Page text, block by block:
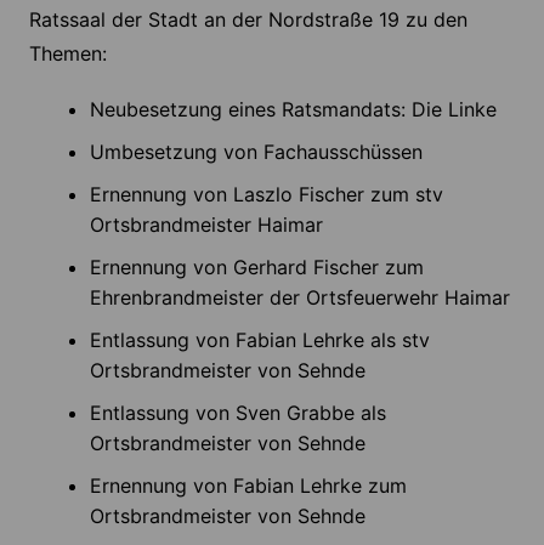
Ratssaal der Stadt an der Nordstraße 19 zu den
Themen:
Neubesetzung eines Ratsmandats: Die Linke
Umbesetzung von Fachausschüssen
Ernennung von Laszlo Fischer zum stv
Ortsbrandmeister Haimar
Ernennung von Gerhard Fischer zum
Ehrenbrandmeister der Ortsfeuerwehr Haimar
Entlassung von Fabian Lehrke als stv
Ortsbrandmeister von Sehnde
Entlassung von Sven Grabbe als
Ortsbrandmeister von Sehnde
Ernennung von Fabian Lehrke zum
Ortsbrandmeister von Sehnde